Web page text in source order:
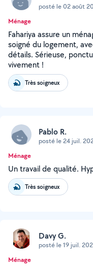
posté le 02 août
Ménage
Fahariya assure un
soigné du logement,
détails. Sérieuse,
vivement !
Très soigneux
Pablo R.
posté le 24 juil.
Ménage
Un travail de qualité.
Très soigneux
Davy G.
posté le 19 juil.
Ménage